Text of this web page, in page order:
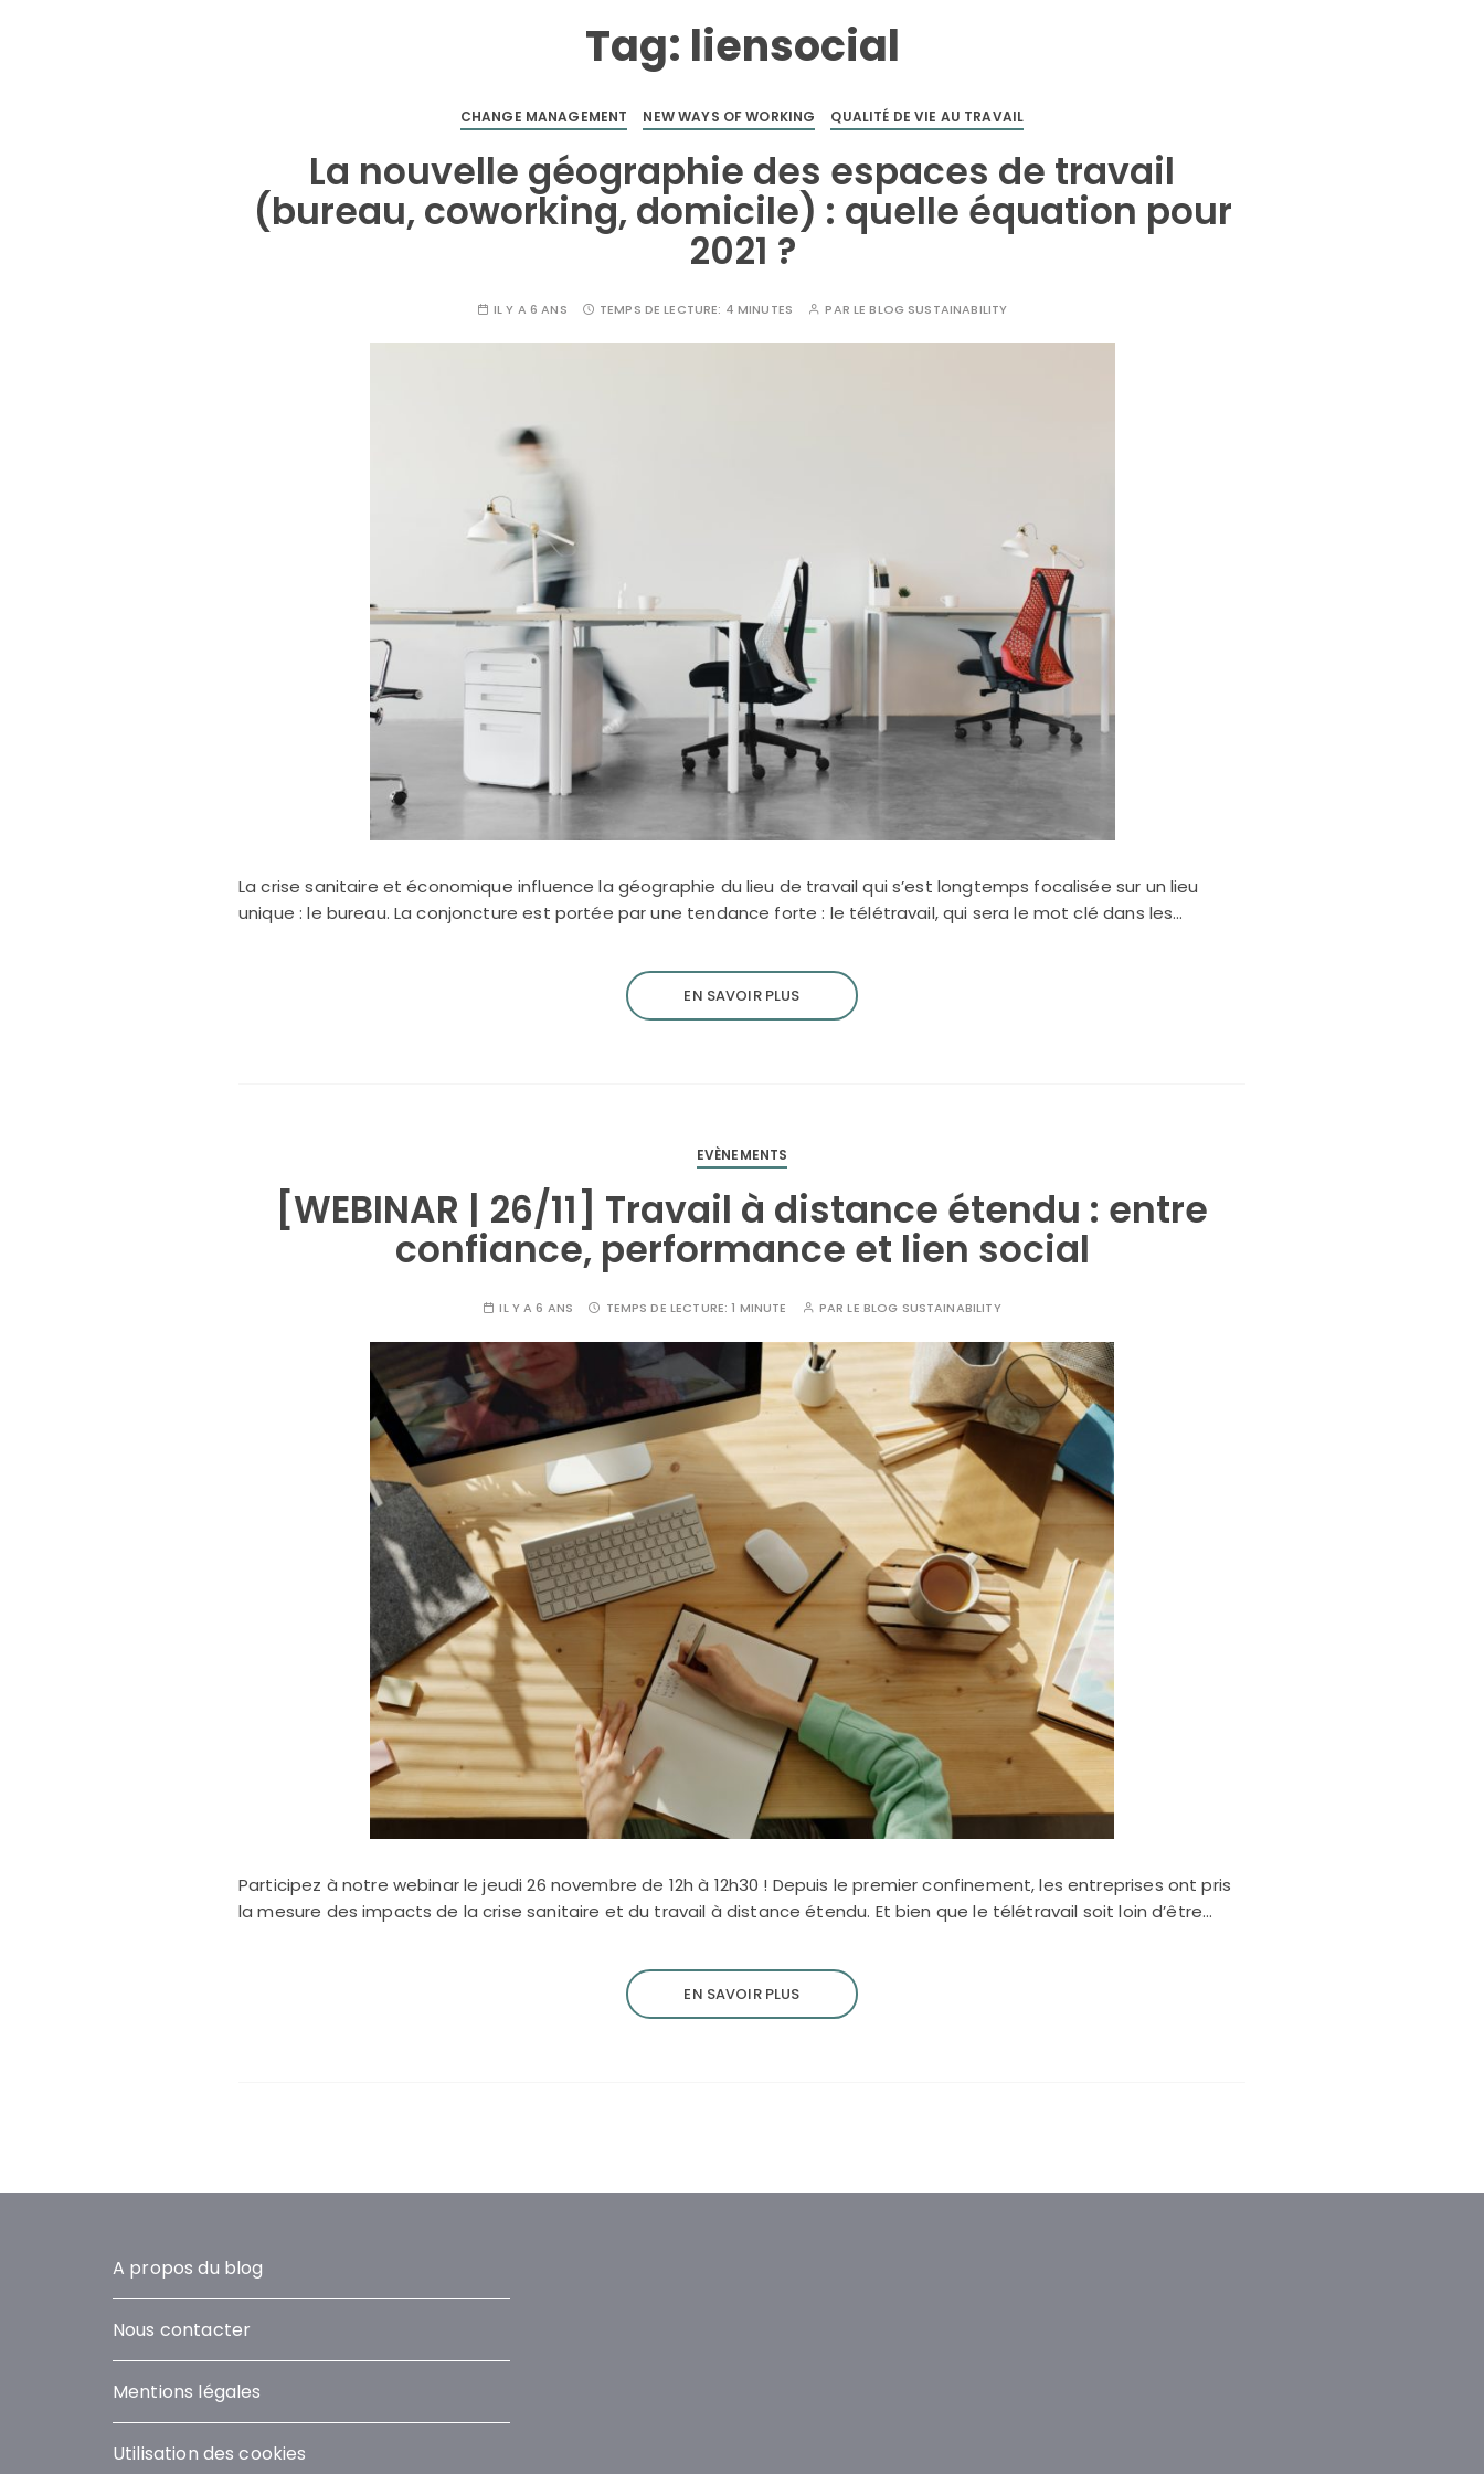
Tag: liensocial
CHANGE MANAGEMENT NEW WAYS OF WORKING QUALITÉ DE VIE AU TRAVAIL
La nouvelle géographie des espaces de travail
(bureau, coworking, domicile) : quelle équation pour
2021 ?
IL Y A 6 ANS TEMPS DE LECTURE: 4 MINUTES PAR LE BLOG SUSTAINABILITY
La crise sanitaire et économique influence la géographie du lieu de travail qui s’est longtemps focalisée sur un lieu
unique : le bureau. La conjoncture est portée par une tendance forte : le télétravail, qui sera le mot clé dans les…
EN SAVOIR PLUS
EVÈNEMENTS
[WEBINAR | 26/11] Travail à distance étendu : entre
confiance, performance et lien social
IL Y A 6 ANS TEMPS DE LECTURE:1 MINUTE PARLE BLOG SUSTAINABILITY
Participez à notre webinar le jeudi 26 novembre de 12h à 12h30 ! Depuis le premier confinement, les entreprises ont pris
la mesure des impacts de la crise sanitaire et du travail à distance étendu. Et bien que le télétravail soit loin d’être…
EN SAVOIR PLUS
A propos du blog
Nous contacter
Mentions légales
Utilisation des cookies